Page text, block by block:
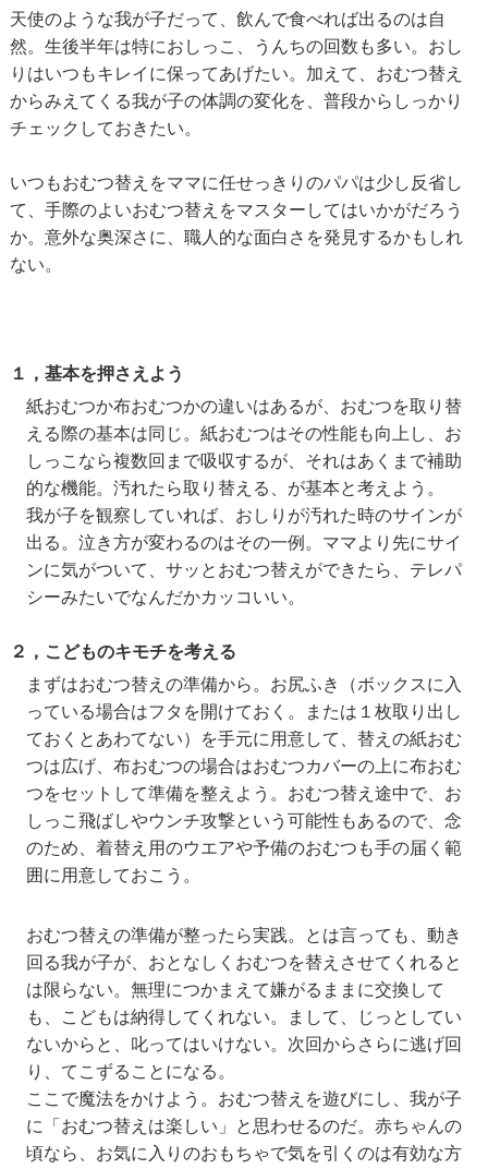
天使のような我が子だって、飲んで食べれば出るのは自
然。生後半年は特におしっこ、うんちの回数も多い。おし
りはいつもキレイに保ってあげたい。加えて、おむつ替え
からみえてくる我が子の体調の変化を、普段からしっかり
チェックしておきたい。
いつもおむつ替えをママに任せっきりのパパは少し反省し
て、手際のよいおむつ替えをマスターしてはいかがだろう
か。意外な奥深さに、職人的な面白さを発見するかもしれ
ない。
１，基本を押さえよう
紙おむつか布おむつかの違いはあるが、おむつを取り替
える際の基本は同じ。紙おむつはその性能も向上し、お
しっこなら複数回まで吸収するが、それはあくまで補助
的な機能。汚れたら取り替える、が基本と考えよう。
我が子を観察していれば、おしりが汚れた時のサインが
出る。泣き方が変わるのはその一例。ママより先にサイ
ンに気がついて、サッとおむつ替えができたら、テレパ
シーみたいでなんだかカッコいい。
２，こどものキモチを考える
まずはおむつ替えの準備から。お尻ふき（ボックスに入
っている場合はフタを開けておく。または１枚取り出し
ておくとあわてない）を手元に用意して、替えの紙おむ
つは広げ、布おむつの場合はおむつカバーの上に布おむ
つをセットして準備を整えよう。おむつ替え途中で、お
しっこ飛ばしやウンチ攻撃という可能性もあるので、念
のため、着替え用のウエアや予備のおむつも手の届く範
囲に用意しておこう。
おむつ替えの準備が整ったら実践。とは言っても、動き
回る我が子が、おとなしくおむつを替えさせてくれると
は限らない。無理につかまえて嫌がるままに交換して
も、こどもは納得してくれない。まして、じっとしてい
ないからと、叱ってはいけない。次回からさらに逃げ回
り、てこずることになる。
ここで魔法をかけよう。おむつ替えを遊びにし、我が子
に「おむつ替えは楽しい」と思わせるのだ。赤ちゃんの
頃なら、お気に入りのおもちゃで気を引くのは有効な方